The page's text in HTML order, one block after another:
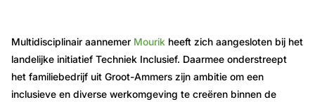
Multidisciplinair aannemer Mourik heeft zich aangesloten bij het
landelijke initiatief Techniek Inclusief. Daarmee onderstreept
het familiebedrijf uit Groot-Ammers zijn ambitie om een
inclusieve en diverse werkomgeving te creëren binnen de